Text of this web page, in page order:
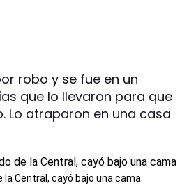
robo y se fue en un
que lo llevaron para que
Lo atraparon en una casa
Central, cayó bajo una cama